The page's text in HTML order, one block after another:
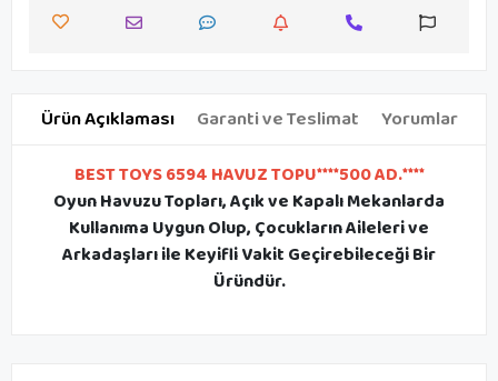
Ürün Açıklaması Garanti ve Teslimat Yorumlar
BEST TOYS 6594 HAVUZ TOPU****500 AD.****
Oyun Havuzu Topları, Açık ve Kapalı Mekanlarda
Kullanıma Uygun Olup, Çocukların Aileleri ve
Arkadaşları ile Keyifli Vakit Geçirebileceği Bir
Üründür.